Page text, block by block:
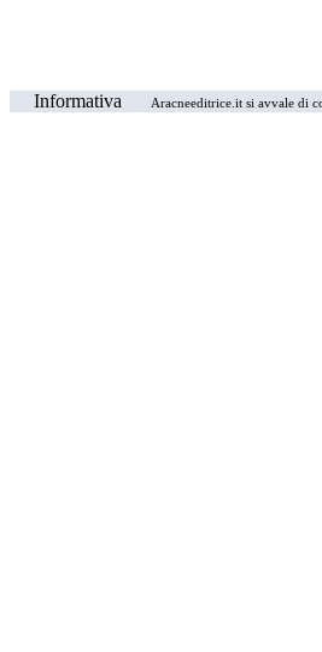
Informativa Aracneeditrice.it si avvale di